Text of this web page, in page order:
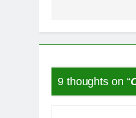
9 thoughts on “